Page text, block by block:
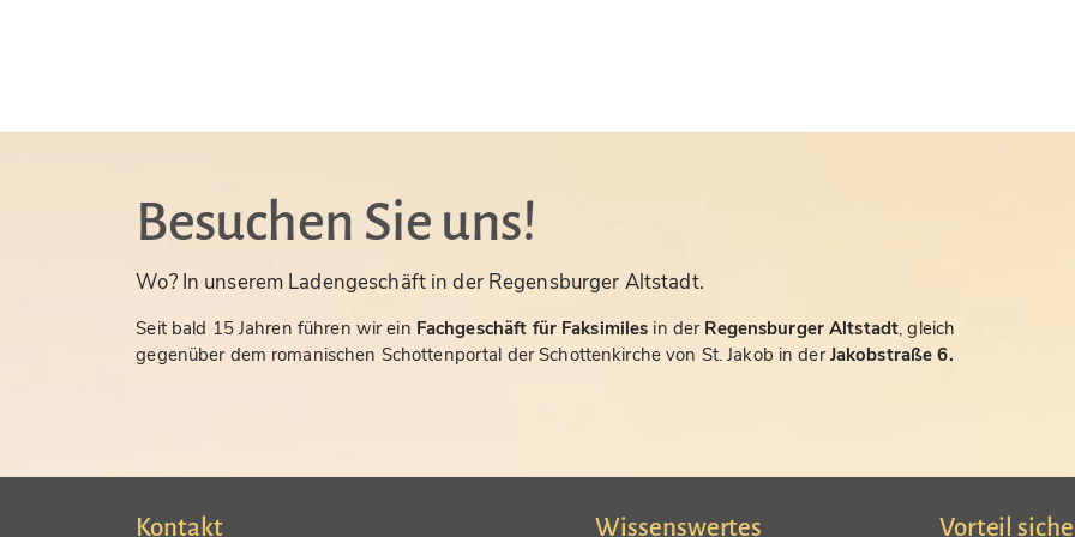
Besuchen Sie uns!
Wo? In unserem Ladengeschäft in der Regensburger Altstadt.
Seit bald 15 Jahren führen wir ein Fachgeschäft für Faksimiles in der Regensburger Altstadt, gleich
gegenüber dem romanischen Schottenportal der Schottenkirche von St. Jakob in derJakobstraße 6.
Kontakt Wissenswertes Vorteil